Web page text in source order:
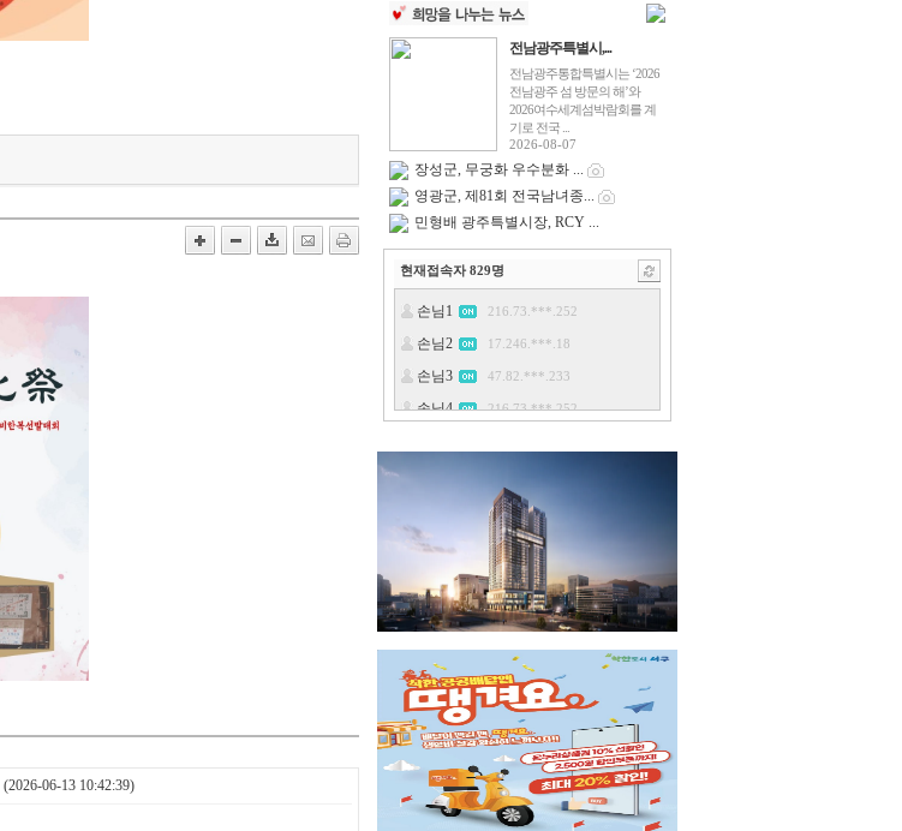
(2026-06-13 10:42:39)
전남광주특별시,...
전남광주통합특별시는 ‘2026
전남광주 섬 방문의 해’와
2026여수세계섬박람회를 계
기로 전국 ...
2026-08-07
장성군, 무궁화 우수분화 ...
영광군, 제81회 전국남녀종...
민형배 광주특별시장, RCY ...
현재접속자 829명